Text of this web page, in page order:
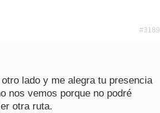
#3189
lado y me alegra tu presencia
nos vemos porque no podré
otra ruta.